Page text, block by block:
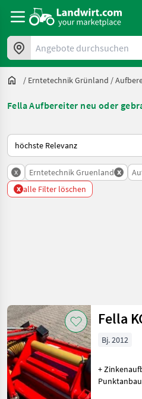
Angebote durchsuchen
/ Erntetechnik Grünland /
Fella Aufbereiter neu oder
So wird auf Landwirt.com sortiert
x Erntetechnik Gruenland x
x alle Filter löschen
Kategorie 4 Land
AKTUELLER
PFAD
Landtechnik
Zurücksetzen
Ergebnisse
anzeigen
Fella
Bj. 2012
+